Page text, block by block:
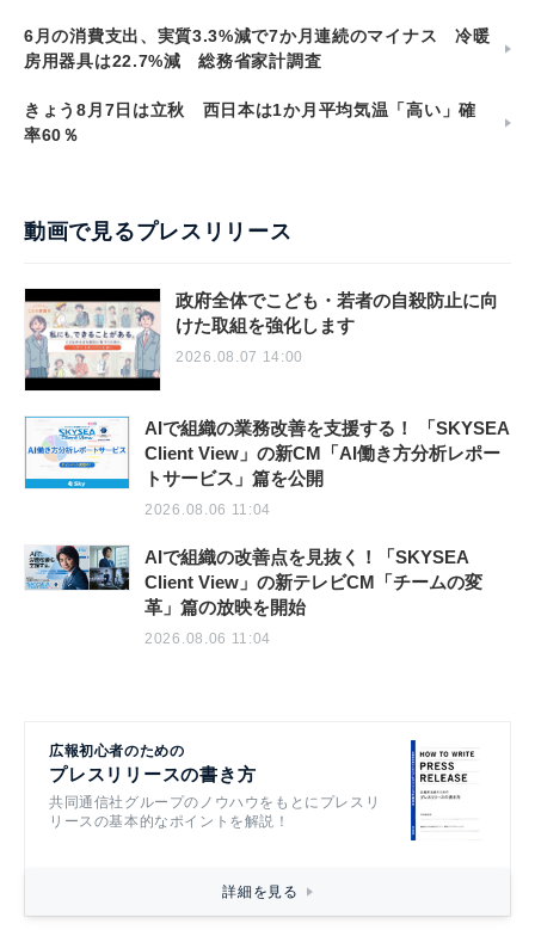
6月の消費支出、実質3.3%減で7か月連続のマイナス 冷暖
房用器具は22.7%減 総務省家計調査
きょう8月7日は立秋 西日本は1か月平均気温「高い」確
率60％
動画で見るプレスリリース
政府全体でこども・若者の自殺防止に向
けた取組を強化します
2026.08.07 14:00
AIで組織の業務改善を支援する！ 「SKYSEA
Client View」の新CM「AI働き方分析レポー
トサービス」篇を公開
2026.08.06 11:04
AIで組織の改善点を見抜く！「SKYSEA
Client View」の新テレビCM「チームの変
革」篇の放映を開始
2026.08.06 11:04
広報初心者のための
プレスリリースの書き方
共同通信社グループのノウハウをもとにプレスリ
リースの基本的なポイントを解説！
詳細を見る